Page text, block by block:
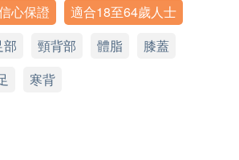
處理脊足錯位、痛症、體脂比例超
例產生的免疫系統毛病等等的健康問
跟進檢查報告
用於四歲或以上之人士。
引(四歲至十八歳以下人士)
號潮流工貿中心15樓09室
– 1:00p.m.; 3:30p.m. – 6:00p.m.
心保證
適合18至64歲人士
部 頸背部 體脂
膝蓋
寒背